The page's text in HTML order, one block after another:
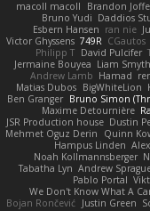
macoll macoll
Brandon Joffe
Bruno Yudi Daddios
Esbern Hansen ran nie
Victor Ghyssens 749R CGautos
Philipp T David Pulcifer
Jermaine Bouyea Liam Smyth
Andrew Lamb Hamad
Matias Dubos BigWhiteLion
Ben Granger Bruno Simon
Maxime Detournière
JSR Production house Dustin
Mehmet Oguz Derin
Quinn
Hampus Linden
Noah Kollmannsberger
Tabatha Lyn Andrew
Pablo Portal
We Don't Know What A
Bojan Rončević Justin Green